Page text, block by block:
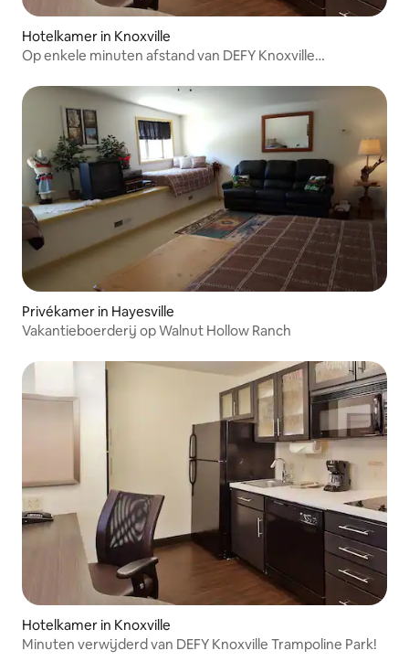
Hotelkamer in Knoxville
Op enkele minuten afstand van DEFY Knoxville
Privékamer in Hayesville
Vakantieboerderij op Walnut Hollow Ranch
Hotelkamer in Knoxville
Minuten verwijderd van DEFY Knoxville Trampoline Park!